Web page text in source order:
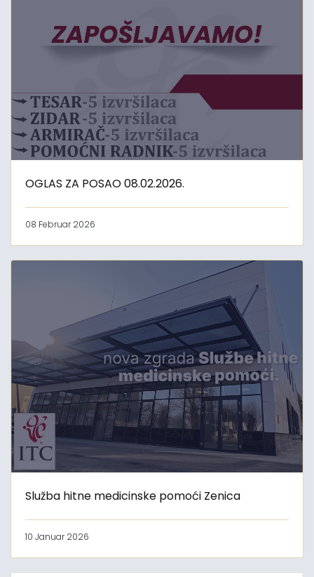
OGLAS ZA POSAO 08.02.2026.
08 Februar 2026
Služba hitne medicinske pomoći Zenica
10 Januar 2026